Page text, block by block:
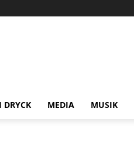
DRYCK MEDIA MUSIK